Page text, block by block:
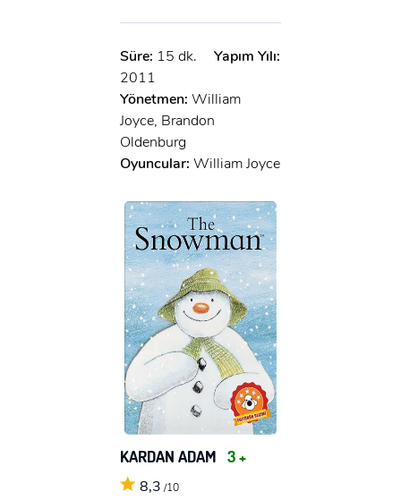
Süre: 15 dk.
Yapım Yılı:
2011
Yönetmen: William
Joyce, Brandon
Oldenburg
Oyuncular: William Joyce
KARDAN ADAM 3 +
8,3 /10